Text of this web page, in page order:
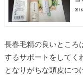
長春毛精の良いところ
するサポートをしてく
となりがちな頭皮につ